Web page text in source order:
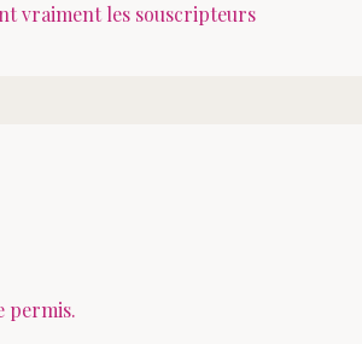
vraiment les souscripteurs
permis.